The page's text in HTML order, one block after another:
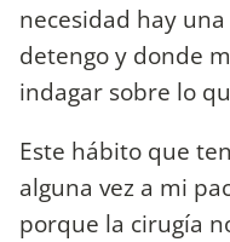
necesidad hay
detengo y donde
indagar sobre lo
Este hábito que
alguna vez a mi
porque la cirugía